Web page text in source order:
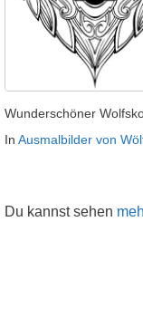
Wunderschöner
In Ausmalbilder von
Du kannst sehen